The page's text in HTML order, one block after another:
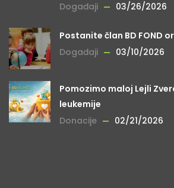
Događaji
03/26/2026
Postanite član BD FOND
Događaji
03/10/2026
Pomozimo maloj Lejli
leukemije
Donacije
02/21/2026